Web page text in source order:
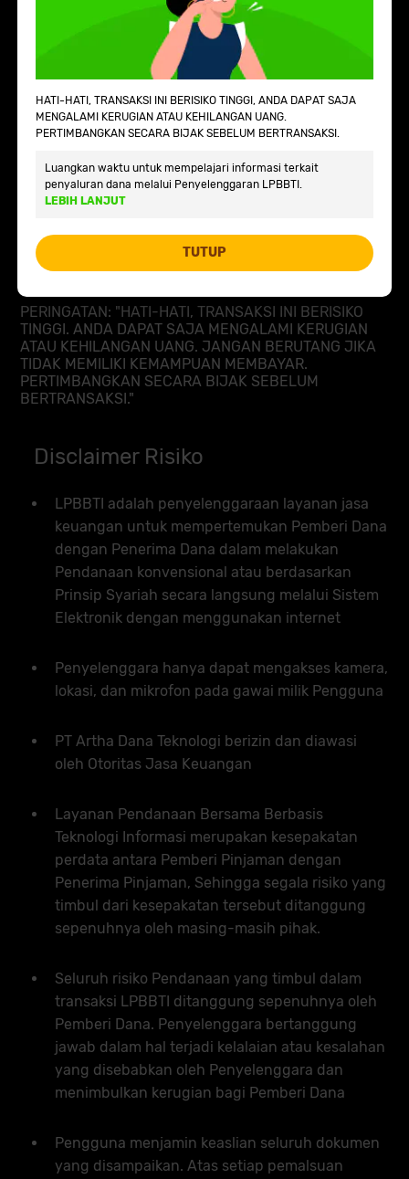
2026 Indodana Fintech, All Rights Reserved.
Kami akan kirim link download aplikasi Indodana
Fintech ke smartphone Anda
WHATSAPP
VIA EMAIL
PERINGATAN: "HATI-HATI, TRANSAKSI INI BERISIKO
TINGGI. ANDA DAPAT SAJA MENGALAMI KERUGIAN
ATAU KEHILANGAN UANG. JANGAN BERUTANG JIKA
TIDAK MEMILIKI KEMAMPUAN MEMBAYAR.
PERTIMBANGKAN SECARA BIJAK SEBELUM
BERTRANSAKSI."
Disclaimer Risiko
LPBBTI adalah penyelenggaraan layanan jasa
keuangan untuk mempertemukan Pemberi Dana
dengan Penerima Dana dalam melakukan
Pendanaan konvensional atau berdasarkan
Prinsip Syariah secara langsung melalui Sistem
Elektronik dengan menggunakan internet
Penyelenggara hanya dapat mengakses kamera,
lokasi, dan mikrofon pada gawai milik Pengguna
PT Artha Dana Teknologi berizin dan diawasi
oleh Otoritas Jasa Keuangan
Layanan Pendanaan Bersama Berbasis
Teknologi Informasi merupakan kesepakatan
perdata antara Pemberi Pinjaman dengan
Penerima Pinjaman, Sehingga segala risiko yang
timbul dari kesepakatan tersebut ditanggung
sepenuhnya oleh masing-masih pihak.
Seluruh risiko Pendanaan yang timbul dalam
transaksi LPBBTI ditanggung sepenuhnya oleh
Pemberi Dana. Penyelenggara bertanggung
jawab dalam hal terjadi kelalaian atau kesalahan
yang disebabkan oleh Penyelenggara dan
menimbulkan kerugian bagi Pemberi Dana
Pengguna menjamin keaslian seluruh dokumen
yang disampaikan. Atas setiap pemalsuan
HATI-HATI, TRANSAKSI INI BERISIKO TINGGI, ANDA DAPAT SAJA
MENGALAMI KERUGIAN ATAU KEHILANGAN UANG.
PERTIMBANGKAN SECARA BIJAK SEBELUM BERTRANSAKSI.
Luangkan waktu untuk mempelajari informasi terkait
penyaluran dana melalui Penyelenggaran LPBBTI.
LEBIH LANJUT
TUTUP